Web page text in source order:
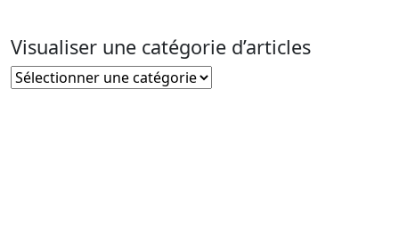
Visualiser une catégorie d’articles
Visualiser